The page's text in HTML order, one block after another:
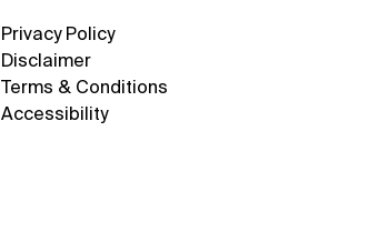
Privacy Policy
Disclaimer
Terms & Conditions
Accessibility